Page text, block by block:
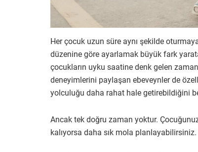
Her çocuk uzun süre aynı şekilde
düzenine göre ayarlamak büyük fark
çocukların uyku saatine denk gelen
deneyimlerini paylaşan ebeveynler de
yolculuğu daha rahat hale getirebildiğini
Ancak tek doğru zaman yoktur.
kalıyorsa daha sık mola planlayabilirsiniz.